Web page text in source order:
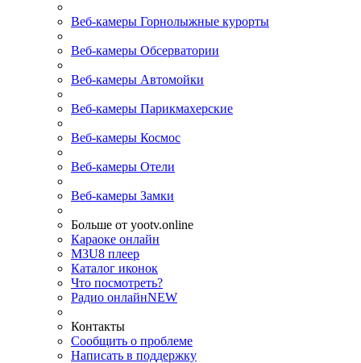
Веб-камеры Горнолыжные курорты
Веб-камеры Обсерватории
Веб-камеры Автомойки
Веб-камеры Парикмахерские
Веб-камеры Космос
Веб-камеры Отели
Веб-камеры Замки
Больше от yootv.online
Караоке онлайн
M3U8 плеер
Каталог иконок
Что посмотреть?
Радио онлайнNEW
Контакты
Сообщить о проблеме
Написать в поддержку